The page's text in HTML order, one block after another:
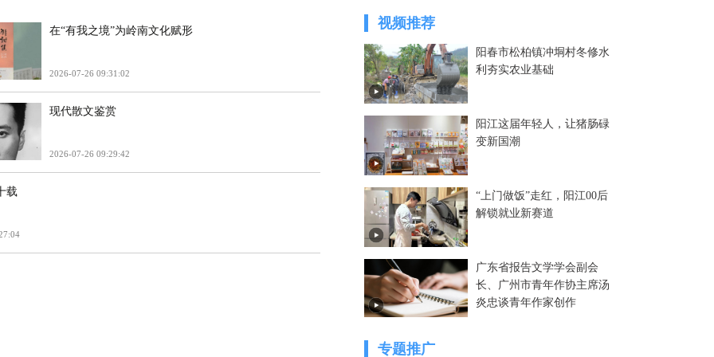
在“有我之境”为岭南文化赋形
2026-07-26 09:31:02
现代散文鉴赏
2026-07-26 09:29:42
载
视频推荐
阳春市松柏镇冲垌村冬修水
利夯实农业基础
阳江这届年轻人，让猪肠碌
变新国潮
“上门做饭”走红，阳江00后
解锁就业新赛道
广东省报告文学学会副会
长、广州市青年作协主席汤
炎忠谈青年作家创作
专题推广